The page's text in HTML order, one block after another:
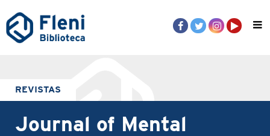
REVISTAS
Journal of Mental